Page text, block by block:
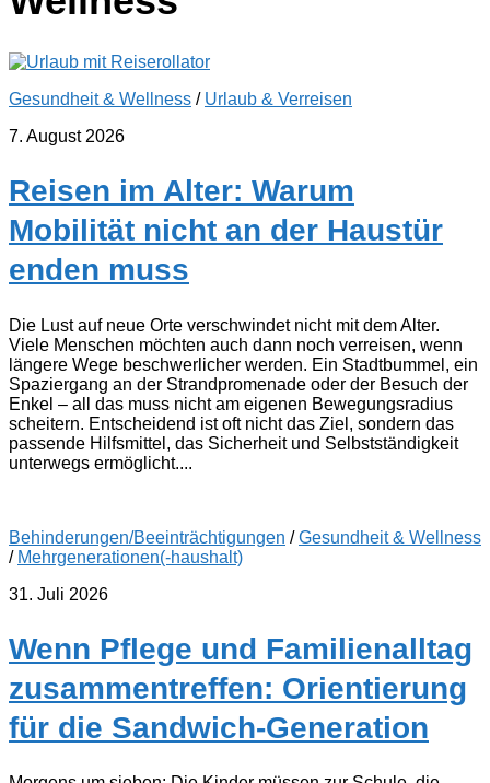
Gesundheit & Wellness / Urlaub & Verreisen
7. August 2026
Reisen im Alter: Warum
Mobilität nicht an der Haustür
enden muss
Die Lust auf neue Orte verschwindet nicht mit dem Alter.
Viele Menschen möchten auch dann noch verreisen, wenn
längere Wege beschwerlicher werden. Ein Stadtbummel, ein
Spaziergang an der Strandpromenade oder der Besuch der
Enkel – all das muss nicht am eigenen Bewegungsradius
scheitern. Entscheidend ist oft nicht das Ziel, sondern das
passende Hilfsmittel, das Sicherheit und Selbstständigkeit
unterwegs ermöglicht....
Behinderungen/Beeinträchtigungen /Gesundheit & Wellness
/ Mehrgenerationen(-haushalt)
31. Juli 2026
Wenn Pflege und Familienalltag
zusammentreffen: Orientierung
für die Sandwich-Generation